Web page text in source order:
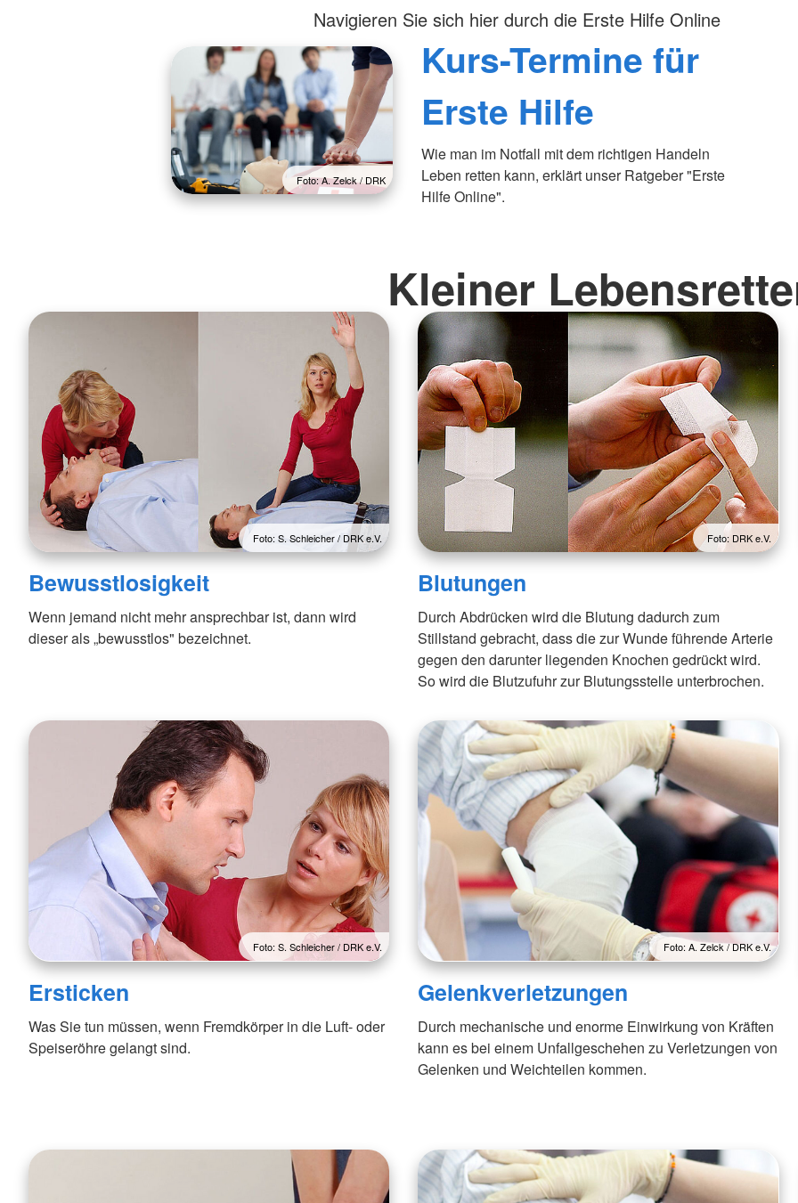
Navigieren Sie sich hier durch die Erste Hilfe Online
Foto: A. Zelck / DRK
Kurs-Termine für
Erste Hilfe
Wie man im Notfall mit dem richtigen Handeln
Leben retten kann, erklärt unser Ratgeber "Erste
Hilfe Online".
Kleiner
Foto: S. Schleicher / DRK e.V.
Bewusstlosigkeit
Wenn jemand nicht mehr ansprechbar ist, dann wird
dieser als „bewusstlos" bezeichnet.
Foto: DRK e.V.
Blutungen
Durch Abdrücken wird die Blutung dadurch zum
Stillstand gebracht, dass die zur Wunde führende Arterie
gegen den darunter liegenden Knochen gedrückt wird.
So wird die Blutzufuhr zur Blutungsstelle unterbrochen.
Foto: S. Schleicher / DRK e.V.
Ersticken
Was Sie tun müssen, wenn Fremdkörper in die Luft- oder
Speiseröhre gelangt sind.
Foto: A. Zelck / DRK e.V.
Gelenkverletzungen
Durch mechanische und enorme Einwirkung von Kräften
kann es bei einem Unfallgeschehen zu Verletzungen von
Gelenken und Weichteilen kommen.